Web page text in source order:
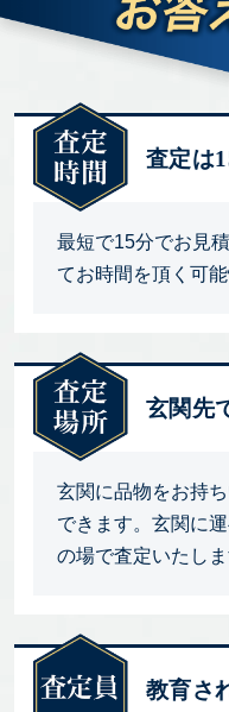
査定は
最短で15分でお見
てお時間を頂く可能
玄関先
玄関に品物をお持
できます。玄関に
の場で査定いたしま
教育さ